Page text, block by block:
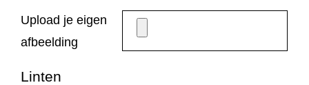
Upload je eigen
afbeelding
Linten